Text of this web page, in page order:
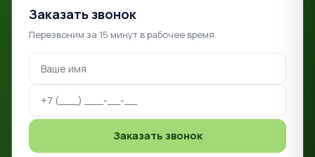
Заказать звонок
Перезвоним за 15 минут в рабочее время.
Заказать звонок